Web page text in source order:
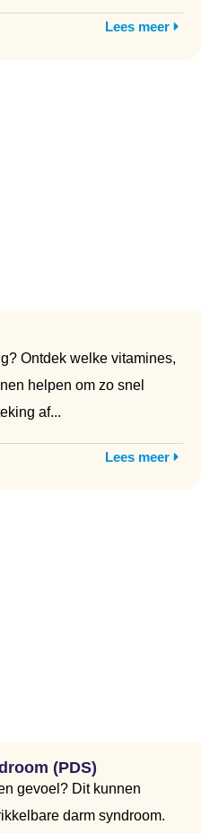
Lees meer
Ontdek welke vitamines,
helpen om zo snel
af...
Lees meer
(PDS)
gevoel? Dit kunnen
darm syndroom.